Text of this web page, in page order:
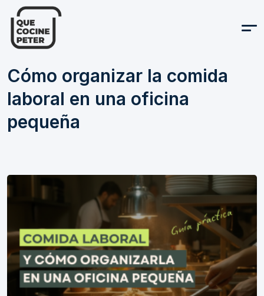
Que Cocine
Cómo organizar la comida
laboral en una oficina
pequeña